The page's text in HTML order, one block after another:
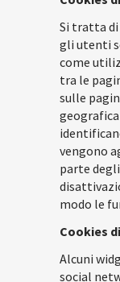
Si tratta di
gli utenti
come
tra le
sulle
vengono
parte
modo le
Cookies
Alcuni
social